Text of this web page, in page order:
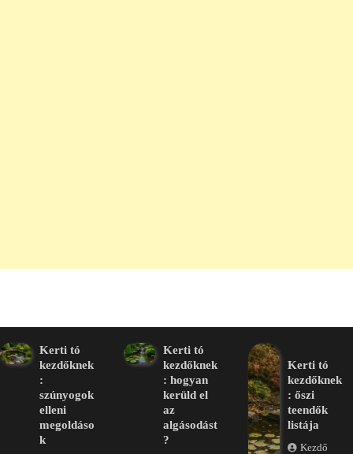
Kerti tó
kezdőknek
:
szúnyogok
elleni
megoldáso
k
Kerti tó
kezdőknek
: hogyan
kerüld el
az
algásodást
?
Kerti tó
kezdőknek
: őszi
teendők
listája
Kezdő